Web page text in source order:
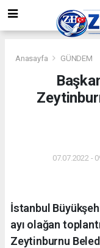
Anasayfa GÜNDEM
07.07.2022 -
İstanbul
ayı olağan
Zeytinburnu